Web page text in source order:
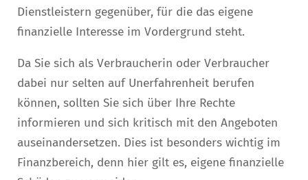
Dienstleistern gegenüber, für die das eigene
finanzielle Interesse im Vordergrund steht.
Da Sie sich als Verbraucherin oder Verbraucher
dabei nur selten auf Unerfahrenheit berufen
können, sollten Sie sich über Ihre Rechte
informieren und sich kritisch mit den Angeboten
auseinandersetzen. Dies ist besonders wichtig im
Finanzbereich, denn hier gilt es, eigene finanzielle